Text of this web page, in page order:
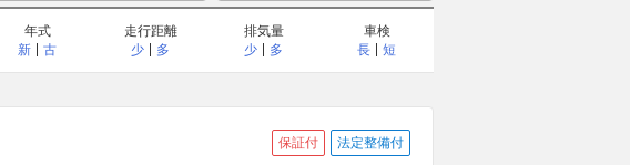
年式
新
古
走行距離
少
多
排気量
少
多
車検
長
短
保証付 法定整備付